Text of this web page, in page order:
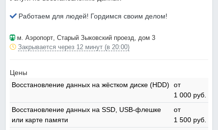
Работаем для людей! Гордимся своим делом!
м. Аэропорт, Старый Зыковский проезд, дом 3
Закрывается через 12 минут (в 20:00)
Цены
Восстановление данных на жёстком диске (HDD)
от
1 000 pyб.
Восстановление данных на SSD, USB-флешке
или карте памяти
от
1 500 pyб.